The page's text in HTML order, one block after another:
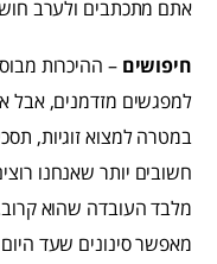
אתם מתכתבים ולערב
חיפושים – ההיכרות
למפגשים מזדמנים, אבל
במטרה למצוא זוגיות,
חשובים יותר שאנחנו
מלבד העובדה שהוא
מאפשר סינונים שעד